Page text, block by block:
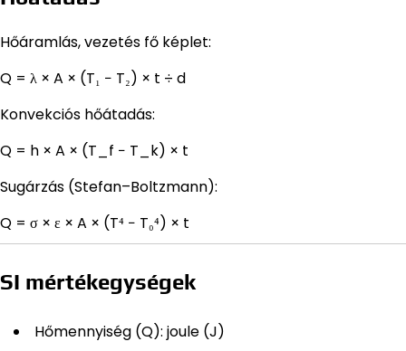
Hőáramlás, vezetés fő képlet:
Q = λ × A × (T₁ − T₂) × t ÷ d
Konvekciós hőátadás:
Q = h × A × (T_f − T_k) × t
Sugárzás (Stefan–Boltzmann):
Q = σ × ε × A × (T⁴ − T₀⁴) × t
SI mértékegységek
Hőmennyiség (Q): joule (J)